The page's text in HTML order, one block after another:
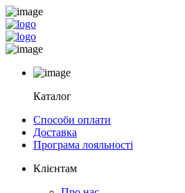
Каталог
Способи оплати
Доставка
Програма лояльності
Клієнтам